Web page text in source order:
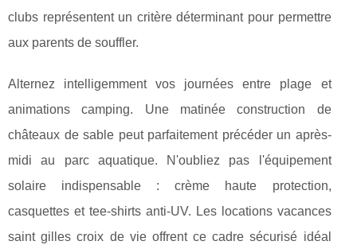
clubs représentent un critère déterminant pour permettre
aux parents de souffler.
Alternez intelligemment vos journées entre plage et
animations camping. Une matinée construction de
châteaux de sable peut parfaitement précéder un après-
midi au parc aquatique. N'oubliez pas l'équipement
solaire indispensable : crème haute protection,
casquettes et tee-shirts anti-UV. Les locations vacances
saint gilles croix de vie offrent ce cadre sécurisé idéal